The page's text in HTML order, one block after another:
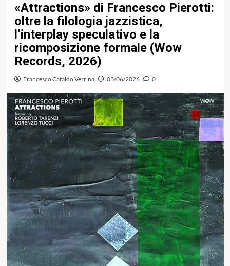
«Attractions» di Francesco Pierotti:
oltre la filologia jazzistica,
l’interplay speculativo e la
ricomposizione formale (Wow
Records, 2026)
Francesco Cataldo Verrina 03/06/2026 0